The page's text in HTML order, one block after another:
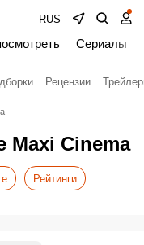
RUS
Сериалы
Рецензии
Maxi Cinema
Рейтинги